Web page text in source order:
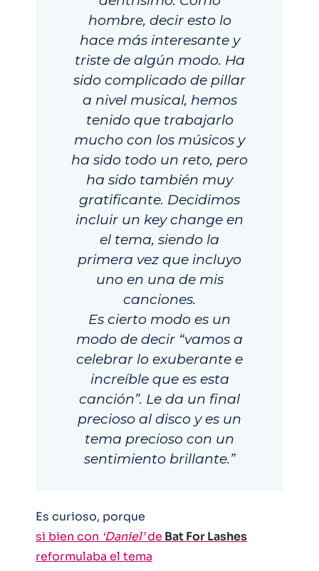
hombre, decir esto lo
hace más interesante y
triste de algún modo. Ha
sido complicado de pillar
a nivel musical, hemos
tenido que trabajarlo
mucho con los músicos y
ha sido todo un reto, pero
ha sido también muy
gratificante. Decidimos
incluir un key change en
el tema, siendo la
primera vez que incluyo
uno en una de mis
canciones.
Es cierto modo es un
modo de decir “vamos a
celebrar lo exuberante e
increíble que es esta
canción”. Le da un final
precioso al disco y es un
tema precioso con un
sentimiento brillante.”
Es curioso, porque
si bien con ‘Daniel’de Bat For Lashes
reformulaba el tema